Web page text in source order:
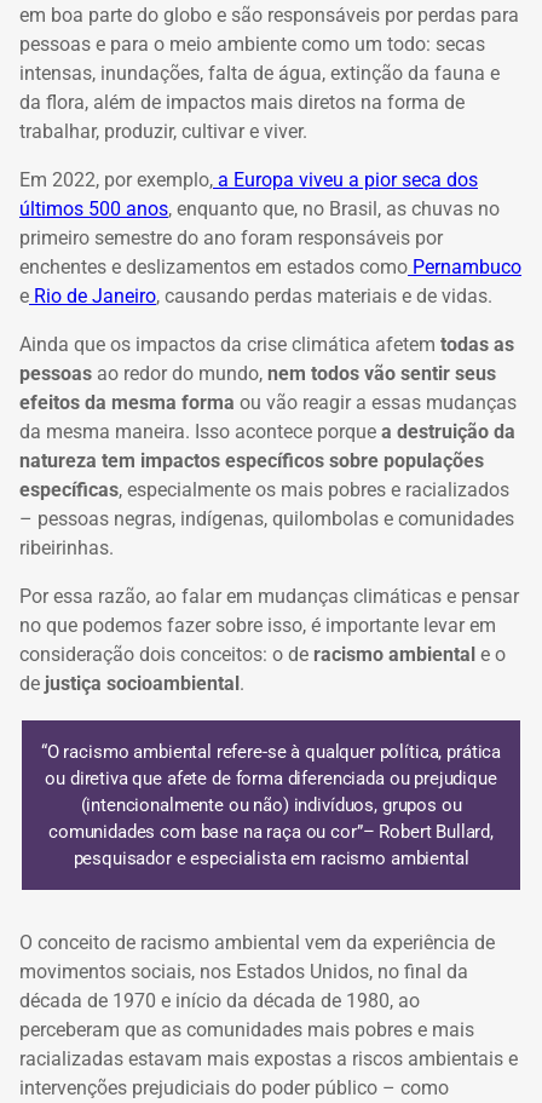
em boa parte do globo e são responsáveis por perdas para
pessoas e para o meio ambiente como um todo: secas
intensas, inundações, falta de água, extinção da fauna e
da flora, além de impactos mais diretos na forma de
trabalhar, produzir, cultivar e viver.
Em 2022, por exemplo, a Europa viveu a pior seca dos
últimos 500 anos, enquanto que, no Brasil, as chuvas no
primeiro semestre do ano foram responsáveis por
enchentes e deslizamentos em estados como Pernambuco
e Rio de Janeiro, causando perdas materiais e de vidas.
Ainda que os impactos da crise climática afetem todas as
pessoas ao redor do mundo, nem todos vão sentir seus
efeitos da mesma forma ou vão reagir a essas mudanças
da mesma maneira. Isso acontece porque a destruição da
natureza tem impactos específicos sobre populações
específicas, especialmente os mais pobres e racializados
– pessoas negras, indígenas, quilombolas e comunidades
ribeirinhas.
Por essa razão, ao falar em mudanças climáticas e pensar
no que podemos fazer sobre isso, é importante levar em
consideração dois conceitos: o de racismo ambiental e o
de justiça socioambiental.
“O racismo ambiental refere-se à qualquer política, prática
ou diretiva que afete de forma diferenciada ou prejudique
(intencionalmente ou não) indivíduos, grupos ou
comunidades com base na raça ou cor”– Robert Bullard,
pesquisador e especialista em racismo ambiental
O conceito de racismo ambiental vem da experiência de
movimentos sociais, nos Estados Unidos, no final da
década de 1970 e início da década de 1980, ao
perceberam que as comunidades mais pobres e mais
racializadas estavam mais expostas a riscos ambientais e
intervenções prejudiciais do poder público – como